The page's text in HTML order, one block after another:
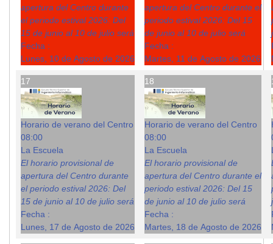
apertura del Centro durante
el periodo estival 2026: Del
15 de junio al 10 de julio será
Fecha :
Lunes, 10 de Agosto de 2026
apertura del Centro durante el
periodo estival 2026: Del 15
de junio al 10 de julio será
Fecha :
Martes, 11 de Agosto de 2026
17
Horario de verano del Centro
08:00
La Escuela
El horario provisional de
apertura del Centro durante
el periodo estival 2026: Del
15 de junio al 10 de julio será
Fecha :
Lunes, 17 de Agosto de 2026
18
Horario de verano del Centro
08:00
La Escuela
El horario provisional de
apertura del Centro durante el
periodo estival 2026: Del 15
de junio al 10 de julio será
Fecha :
Martes, 18 de Agosto de 2026